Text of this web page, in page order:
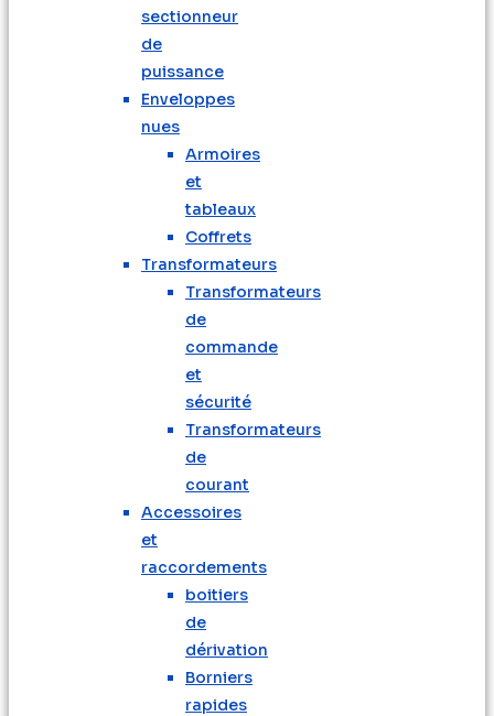
sectionneur
de
puissance
Enveloppes
nues
Armoires
et
tableaux
Coffrets
Transformateurs
Transformateurs
de
commande
et
sécurité
Transformateurs
de
courant
Accessoires
et
raccordements
boitiers
de
dérivation
Borniers
rapides